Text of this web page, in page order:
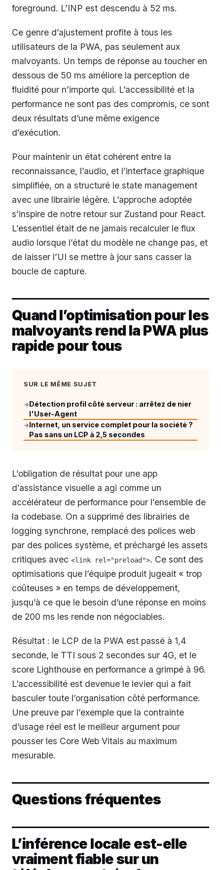
foreground. L’INP est descendu à 52 ms.
Ce genre d’ajustement profite à tous les
utilisateurs de la PWA, pas seulement aux
malvoyants. Un temps de réponse au toucher en
dessous de 50 ms améliore la perception de
fluidité pour n’importe qui. L’accessibilité et la
performance ne sont pas des compromis, ce sont
deux résultats d’une même exigence
d’exécution.
Pour maintenir un état cohérent entre la
reconnaissance, l’audio, et l’interface graphique
simplifiée, on a structuré le state management
avec une librairie légère. L’approche adoptée
s’inspire de notre retour sur Zustand pour React.
L’essentiel était de ne jamais recalculer le flux
audio lorsque l’état du modèle ne change pas, et
de laisser l’UI se mettre à jour sans casser la
boucle de capture.
Quand l’optimisation pour les
malvoyants rend la PWA plus
rapide pour tous
SUR LE MÊME SUJET
→Détection profil côté serveur : arrêtez de nier
l'User-Agent
→Internet, un service complet pour la société ?
Pas sans un LCP à 2,5 secondes
L’obligation de résultat pour une app
d’assistance visuelle a agi comme un
accélérateur de performance pour l’ensemble de
la codebase. On a supprimé des librairies de
logging synchrone, remplacé des polices web
par des polices système, et préchargé les assets
critiques avec <link rel="preload">. Ce sont des
optimisations que l’équipe produit jugeait « trop
coûteuses » en temps de développement,
jusqu’à ce que le besoin d’une réponse en moins
de 200 ms les rende non négociables.
Résultat : le LCP de la PWA est passé à 1,4
seconde, le TTI sous 2 secondes sur 4G, et le
score Lighthouse en performance a grimpé à 96.
L’accessibilité est devenue le levier qui a fait
basculer toute l’organisation côté performance.
Une preuve par l’exemple que la contrainte
d’usage réel est le meilleur argument pour
pousser les Core Web Vitals au maximum
mesurable.
Questions fréquentes
L’inférence locale est-elle
vraiment fiable sur un